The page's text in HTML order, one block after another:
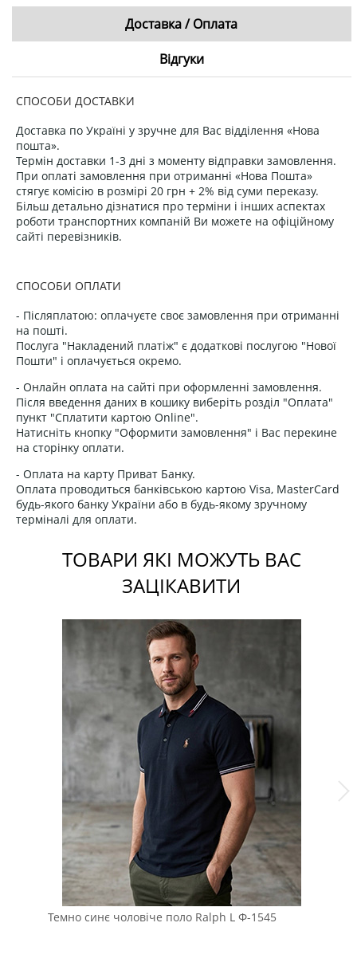
Доставка / Оплата
Відгуки
СПОСОБИ ДОСТАВКИ
Доставка по Україні у зручне для Вас відділення «Нова
пошта».
Термін доставки 1-3 дні з моменту відправки замовлення.
При оплаті замовлення при отриманні «Нова Пошта»
стягує комісію в розмірі 20 грн + 2% від суми переказу.
Більш детально дізнатися про терміни і інших аспектах
роботи транспортних компаній Ви можете на офіційному
сайті перевізників.
СПОСОБИ ОПЛАТИ
- Післяплатою: оплачуєте своє замовлення при отриманні
на пошті.
Послуга "Накладений платіж" є додаткові послугою "Нової
Пошти" і оплачується окремо.
- Онлайн оплата на сайті при оформленні замовлення.
Після введення даних в кошику виберіть розділ "Оплата"
пункт "Сплатити картою Online".
Натисніть кнопку "Оформити замовлення" і Вас перекине
на сторінку оплати.
- Оплата на карту Приват Банку.
Оплата проводиться банківською картою Visa, MasterCard
будь-якого банку України або в будь-якому зручному
терміналі для оплати.
ТОВАРИ ЯКІ МОЖУТЬ ВАС
ЗАЦІКАВИТИ
Темно синє чоловіче поло Ralph L Ф-1545